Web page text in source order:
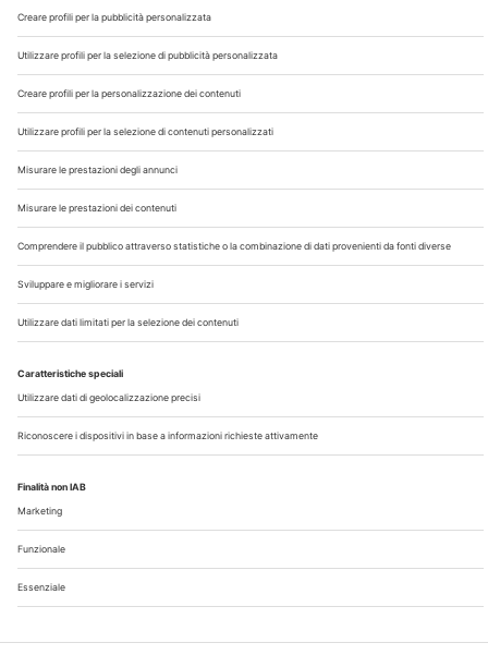
Chi Siamo
Contatti
Note Legali
Privacy
©2026 Edra S.p.a | www.edraspa.it | P.iva 08056040960
20134 Milano (Italy)
Registrazione Tribunale di Milano n° 5578/2022 del
5/05/2022